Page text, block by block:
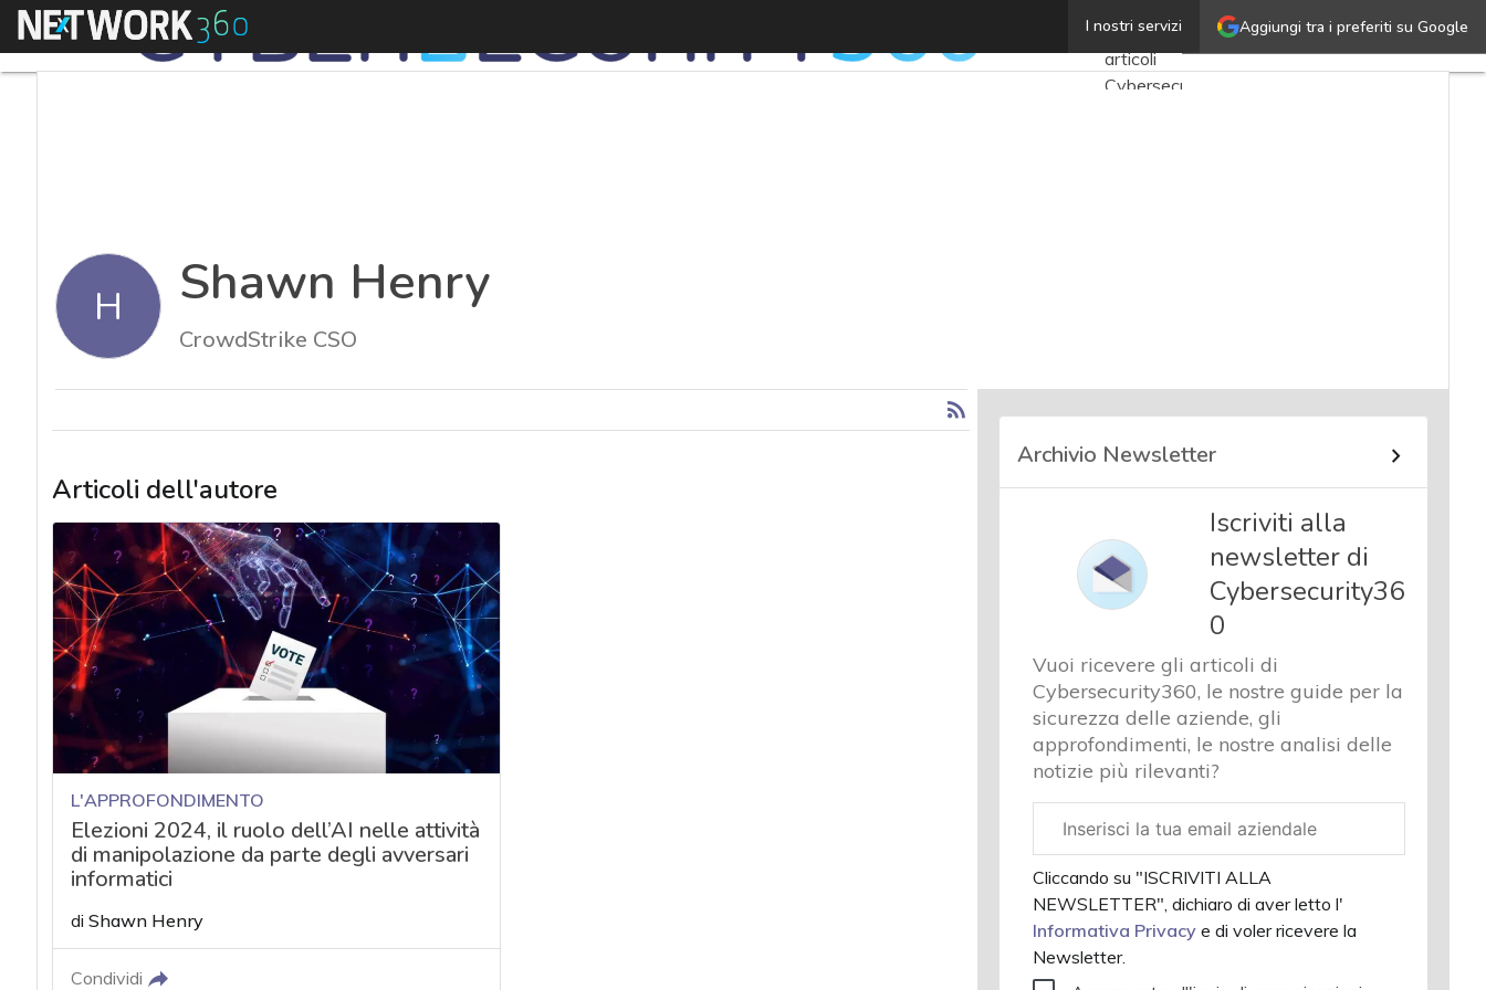
Aggiungi tra i preferiti su Google
I nostri servizi
Menu Shawn HenryUltimi
articoli
Cybersecurity
News,
attualità
Cyber
sicurezza
e privacy
Corsi
Chi siamo
H Shawn Henry
CrowdStrike CSO
Articoli dell'autore
L'APPROFONDIMENTO
Elezioni 2024, il ruolo dell’AI nelle attività
di manipolazione da parte degli avversari
informatici
di Shawn Henry
Condividi
Archivio Newsletter
Iscriviti alla
newsletter di
Cybersecurity36
0
Vuoi ricevere gli articoli di
Cybersecurity360, le nostre guide per la
sicurezza delle aziende, gli
approfondimenti, le nostre analisi delle
notizie più rilevanti?
aziendale
Cliccando su "ISCRIVITI ALLA
NEWSLETTER", dichiaro di aver letto l'
Informativa Privacye di voler ricevere la
Newsletter.